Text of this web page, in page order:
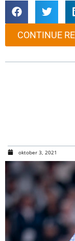
CONTINUE
oktober 3, 2021